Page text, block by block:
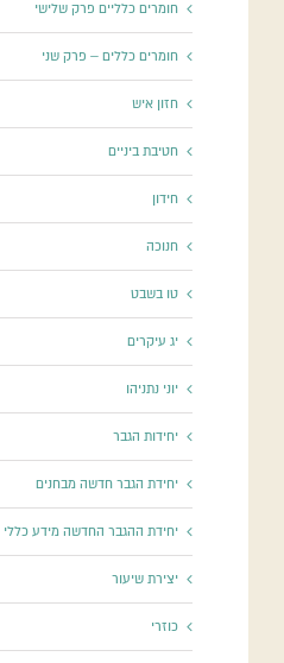
חומרים כלליים פרק שלישי
חומרים כללים – פרק שני
חזון איש
חטיבת ביניים
חידון
חנוכה
טו בשבט
יג עיקרים
יוני נתניהו
יחידות הגבר
יחידת הגבר חדשה מבחנים
יחידת ההגבר החדשה מידע כללי
יצירת שיעור
כוזרי